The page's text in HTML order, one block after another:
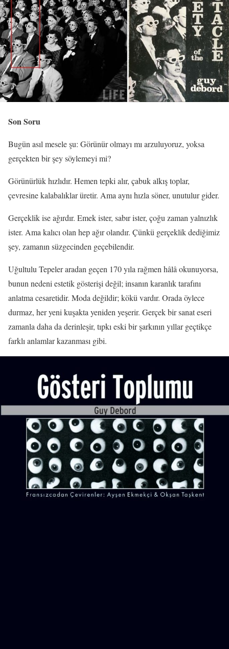
Son Soru
Bugün asıl mesele şu: Görünür olmayı mı arzuluyoruz, yoksa
gerçekten bir şey söylemeyi mi?
Görünürlük hızlıdır. Hemen tepki alır, çabuk alkış toplar,
çevresine kalabalıklar üretir. Ama aynı hızla söner, unutulur gider.
Gerçeklik ise ağırdır. Emek ister, sabır ister, çoğu zaman yalnızlık
ister. Ama kalıcı olan hep ağır olandır. Çünkü gerçeklik dediğimiz
şey, zamanın süzgecinden geçebilendir.
Uğultulu Tepeler aradan geçen 170 yıla rağmen hâlâ okunuyorsa,
bunun nedeni estetik gösterişi değil; insanın karanlık tarafını
anlatma cesaretidir. Moda değildir; kökü vardır. Orada öylece
durmaz, her yeni kuşakta yeniden yeşerir. Gerçek bir sanat eseri
zamanla daha da derinleşir, tıpkı eski bir şarkının yıllar geçtikçe
farklı anlamlar kazanması gibi.